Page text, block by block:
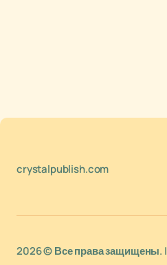
crystalpublish.com
2026 © Все права защищены. |